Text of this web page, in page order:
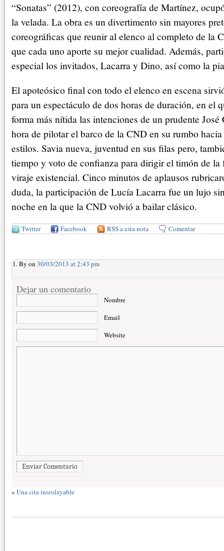
“Sonatas” (2012), con coreografía de Martínez,
la velada. La obra es un divertimento sin mayores
coreográficas que reunir al elenco al completo de la
que cada uno aporte su mejor cualidad. Además,
especial los invitados, Lacarra y Dino, así como la
El apoteósico final con todo el elenco en escena
para un espectáculo de dos horas de duración, en el
forma más nítida las intenciones de un prudente
hora de pilotar el barco de la CND en su rumbo
estilos. Savia nueva, juventud en sus filas pero,
tiempo y voto de confianza para dirigir el timón de la
viraje existencial. Cinco minutos de aplausos
duda, la participación de Lucía Lacarra fue un lujo
noche en la que la CND volvió a bailar clásico.
Twitter Facebook RSS a esta nota Comentar
By on 30/03/2013 at 2:43 pm
Dejar un comentario
Nombre
Email
Website
Enviar Comentario
« Una cita insoslayable